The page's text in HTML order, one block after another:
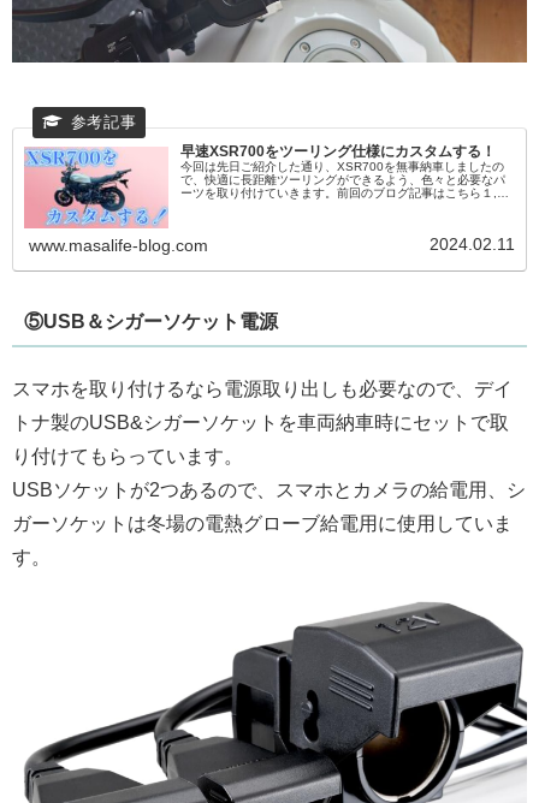
早速XSR700をツーリング仕様にカスタムする！
今回は先日ご紹介した通り、XSR700を無事納車しましたの
で、快適に長距離ツーリングができるよう、色々と必要なパ
ーツを取り付けていきます。前回のブログ記事はこちら１,ま
www.masalife-blog.com 2024.02.11
⑤USB＆シガーソケット電源
スマホを取り付けるなら電源取り出しも必要なので、デイ
トナ製のUSB&シガーソケットを車両納車時にセットで取
り付けてもらっています。
USBソケットが2つあるので、スマホとカメラの給電用、シ
ガーソケットは冬場の電熱グローブ給電用に使用していま
す。